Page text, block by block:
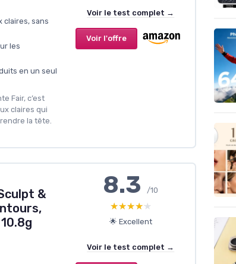
claires, sans
les
en un seul
Fair, c’est
claires qui
la tête.
Voir le test complet →
Voir l'offre
&
8.3/10
★★★★★
★★★★★
🌟 Excellent
Voir le test complet →